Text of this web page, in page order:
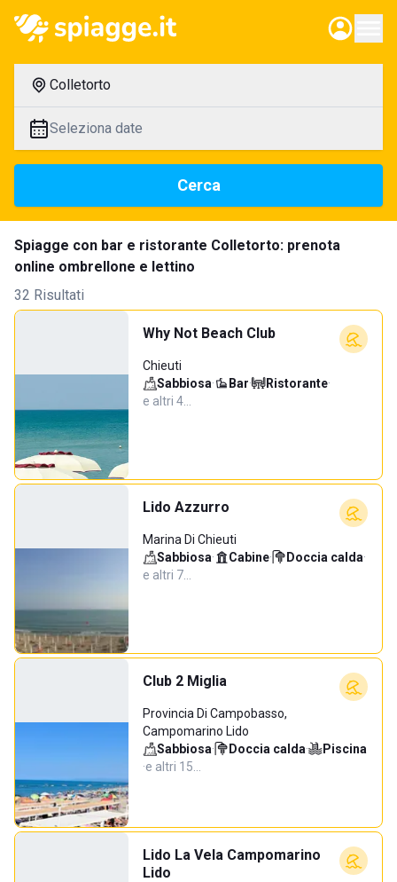
Colletorto
Seleziona date
Cerca
Spiagge con bar e ristorante Colletorto: prenota
online ombrellone e lettino
32 Risultati
Why Not Beach Club
Chieuti
Sabbiosa· Bar· Ristorante·
e altri 4…
Lido Azzurro
Marina Di Chieuti
Sabbiosa· Cabine· Doccia calda·
e altri 7…
Club 2 Miglia
Provincia Di Campobasso,
Campomarino Lido
Sabbiosa· Doccia calda·
Piscina
·e altri 15…
Lido La Vela Campomarino
Lido